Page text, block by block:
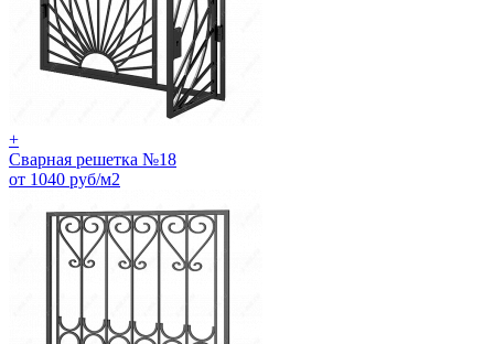
+
Сварная решетка №18
от 1040 руб/м2